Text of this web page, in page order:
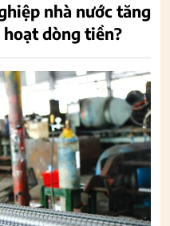
nhà nước tăng
dòng tiền?